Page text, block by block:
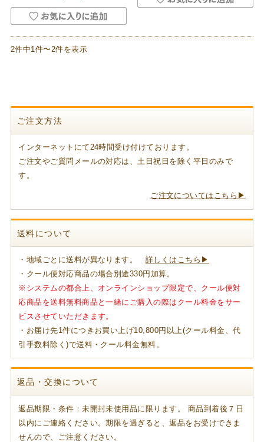
2件中1件〜2件を表示
ご注文方法
インターネットにて24時間受け付けております。
ご注文やご質問メールの対応は、土日祝日を除く平日のみで
す。
ご注文についてはこちら▶
送料について
・地域ごとに送料が異なります。 詳しくはこちら▶
・クール便対応商品の場合別途330円加算。
※システムの都合上、オンラインショップ限定で、クール便対
応商品を送料無料商品と一緒にご購入の際はクール料金をサー
ビスさせていただきます。
・お届け先1件につきお買い上げ10,800円以上(クール料金、代
引手数料除く)で送料・クール料金無料。
返品・交換について
返品期限・条件：未開封未使用品に限ります。 商品到着後７日
以内にご連絡ください。期限を過ぎると、返品をお受けできま
せんので、ご注意ください。